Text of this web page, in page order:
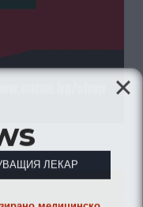
ЛЕКАР